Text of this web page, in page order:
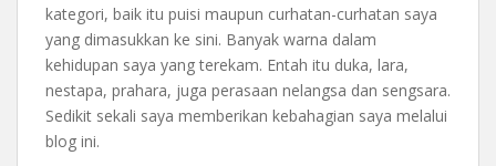
kategori, baik itu puisi maupun curhatan-curhatan saya
yang dimasukkan ke sini. Banyak warna dalam
kehidupan saya yang terekam. Entah itu duka, lara,
nestapa, prahara, juga perasaan nelangsa dan sengsara.
Sedikit sekali saya memberikan kebahagian saya melalui
blog ini.